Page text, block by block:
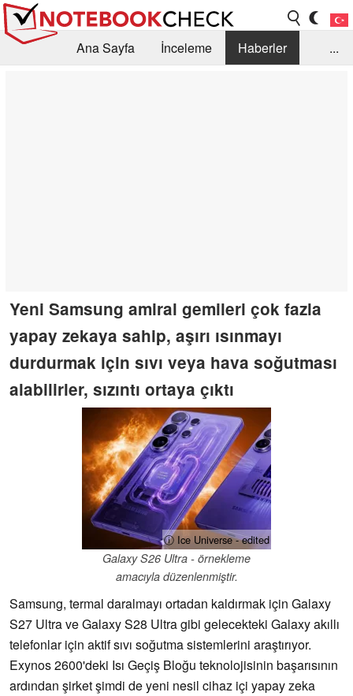
Ana Sayfa İnceleme
Haberler
...
Yeni Samsung amiral gemileri çok fazla
yapay zekaya sahip, aşırı ısınmayı
durdurmak için sıvı veya hava soğutması
alabilirler, sızıntı ortaya çıktı
ⓘ Ice Universe - edited
Galaxy S26 Ultra - örnekleme
amacıyla düzenlenmiştir.
Samsung, termal daralmayı ortadan kaldırmak için Galaxy
S27 Ultra ve Galaxy S28 Ultra gibi gelecekteki Galaxy akıllı
telefonlar için aktif sıvı soğutma sistemlerini araştırıyor.
Exynos 2600'deki Isı Geçiş Bloğu teknolojisinin başarısının
ardından şirket şimdi de yeni nesil cihaz içi yapay zeka